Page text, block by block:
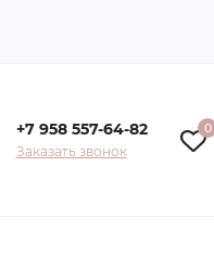
+7 958 557-64-82
Заказать звонок
0